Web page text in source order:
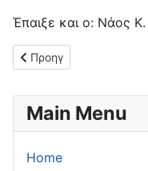
Έπαιξε και ο: Νάος Κ.
Προηγούμενο άρθρο:
Προηγ
Main Menu
Home